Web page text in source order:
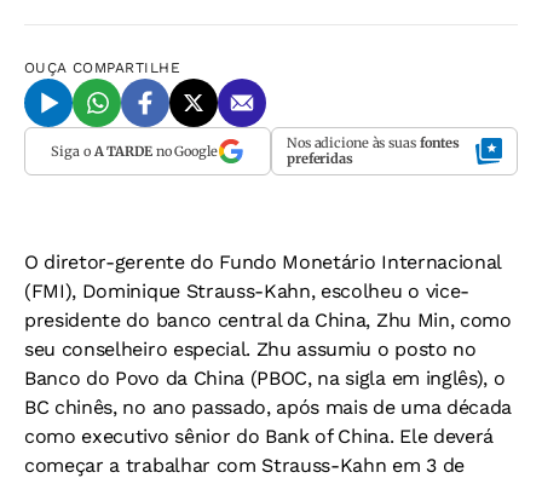
OUÇA COMPARTILHE
Siga o A TARDEno Google Nos adicione às suas fontes
preferidas
O diretor-gerente do Fundo Monetário Internacional
(FMI), Dominique Strauss-Kahn, escolheu o vice-
presidente do banco central da China, Zhu Min, como
seu conselheiro especial. Zhu assumiu o posto no
Banco do Povo da China (PBOC, na sigla em inglês), o
BC chinês, no ano passado, após mais de uma década
como executivo sênior do Bank of China. Ele deverá
começar a trabalhar com Strauss-Kahn em 3 de